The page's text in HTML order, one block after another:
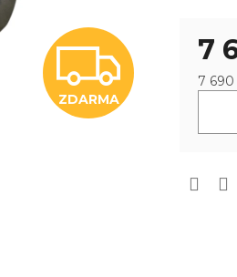
Z
D
ZDARMA
7
Měrná
7 690